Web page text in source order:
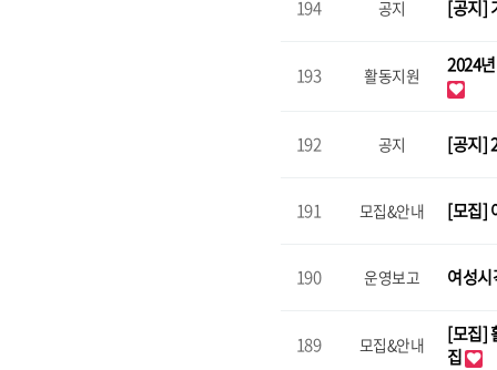
194 공지 [공지]
193 활동지원 2024
192 공지 [공지]
191 모집&안내 [모집]
190 운영보고 여성
189 모집&안내
[모집]
집